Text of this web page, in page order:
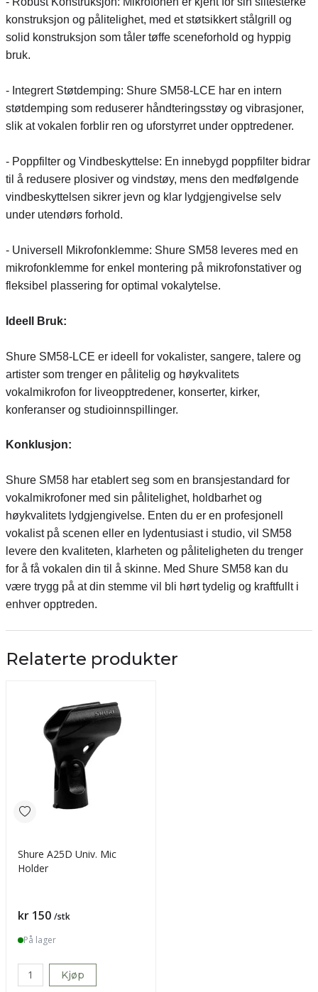
konstruksjon og pålitelighet, med et støtsikkert stålgrill og
solid konstruksjon som tåler tøffe sceneforhold og hyppig
bruk.
- Integrert Støtdemping: Shure SM58-LCE har en intern
støtdemping som reduserer håndteringsstøy og vibrasjoner,
slik at vokalen forblir ren og uforstyrret under opptredener.
- Poppfilter og Vindbeskyttelse: En innebygd poppfilter bidrar
til å redusere plosiver og vindstøy, mens den medfølgende
vindbeskyttelsen sikrer jevn og klar lydgjengivelse selv
under utendørs forhold.
- Universell Mikrofonklemme: Shure SM58 leveres med en
mikrofonklemme for enkel montering på mikrofonstativer og
fleksibel plassering for optimal vokalytelse.
Ideell Bruk:
Shure SM58-LCE er ideell for vokalister, sangere, talere og
artister som trenger en pålitelig og høykvalitets
vokalmikrofon for liveopptredener, konserter, kirker,
konferanser og studioinnspillinger.
Konklusjon:
Shure SM58 har etablert seg som en bransjestandard for
vokalmikrofoner med sin pålitelighet, holdbarhet og
høykvalitets lydgjengivelse. Enten du er en profesjonell
vokalist på scenen eller en lydentusiast i studio, vil SM58
levere den kvaliteten, klarheten og påliteligheten du trenger
for å få vokalen din til å skinne. Med Shure SM58 kan du
være trygg på at din stemme vil bli hørt tydelig og kraftfullt i
enhver opptreden.
Relaterte produkter
Shure A25D Univ. Mic
Holder
Pris
kr 150 /stk
På lager
Kjøp